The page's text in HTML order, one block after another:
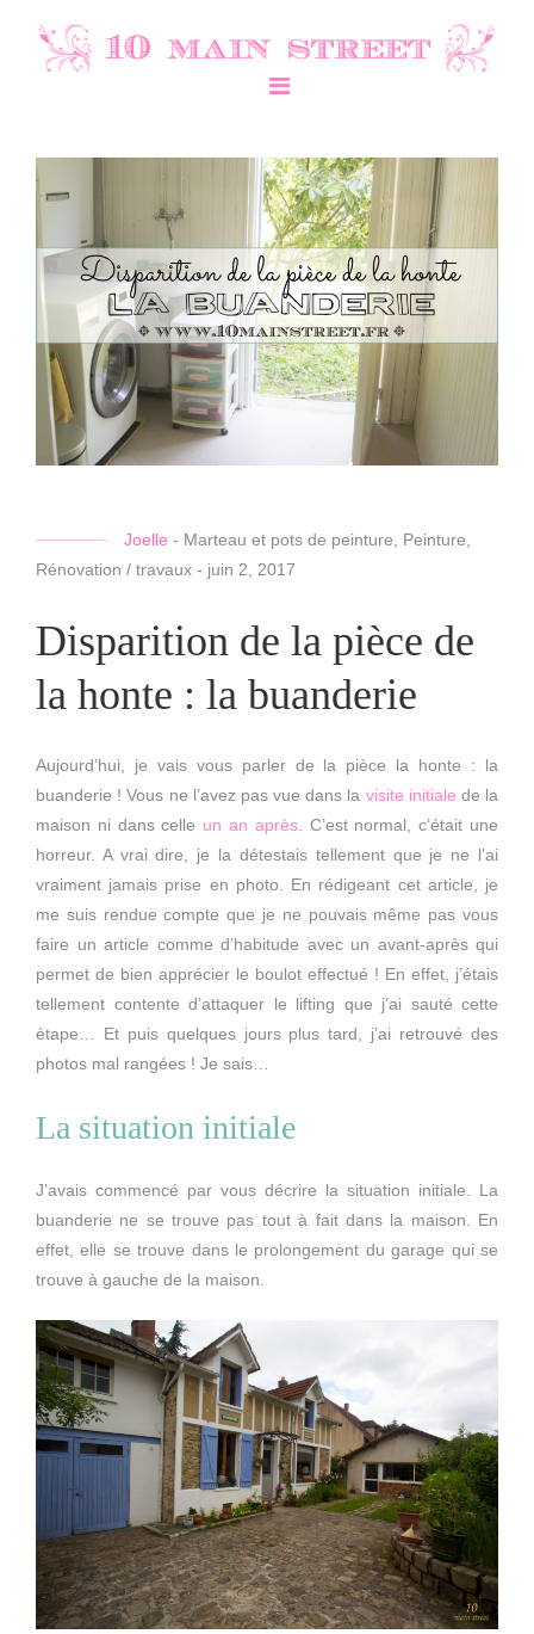
Joelle - Marteau et pots de peinture, Peinture,
Rénovation / travaux - juin 2, 2017
Disparition de la pièce de
la honte : la buanderie
Aujourd’hui, je vais vous parler de la pièce la honte : la
buanderie ! Vous ne l’avez pas vue dans la visite initiale de la
maison ni dans celle un an après. C’est normal, c’était une
horreur. A vrai dire, je la détestais tellement que je ne l’ai
vraiment jamais prise en photo. En rédigeant cet article, je
me suis rendue compte que je ne pouvais même pas vous
faire un article comme d’habitude avec un avant-après qui
permet de bien apprécier le boulot effectué ! En effet, j’étais
tellement contente d’attaquer le lifting que j’ai sauté cette
étape… Et puis quelques jours plus tard, j’ai retrouvé des
photos mal rangées ! Je sais…
La situation initiale
J’avais commencé par vous décrire la situation initiale. La
buanderie ne se trouve pas tout à fait dans la maison. En
effet, elle se trouve dans le prolongement du garage qui se
trouve à gauche de la maison.